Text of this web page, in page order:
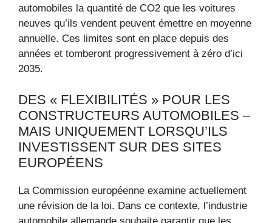
automobiles la quantité de CO2 que les voitures
neuves qu’ils vendent peuvent émettre en moyenne
annuelle. Ces limites sont en place depuis des
années et tomberont progressivement à zéro d’ici
2035.
DES « FLEXIBILITÉS » POUR LES
CONSTRUCTEURS AUTOMOBILES –
MAIS UNIQUEMENT LORSQU’ILS
INVESTISSENT SUR DES SITES
EUROPÉENS
La Commission européenne examine actuellement
une révision de la loi. Dans ce contexte, l’industrie